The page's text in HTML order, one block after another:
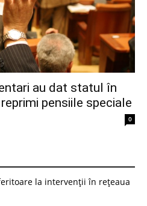
au dat statul în
pensiile speciale
0
la intervenții în rețeaua